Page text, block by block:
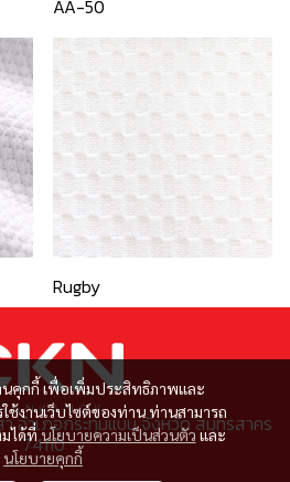
AA-50
Rugby
นคุกกี้ เพื่อเพิ่มประสิทธิภาพและ
งานเว็บไซต์ของท่าน ท่านสามารถ
มได้ที่นโยบายความเป็นส่วนตัวและ
นโยบายคุกกี้
อำเภอกระทุ่มแบน จังหวัด สมุทรสาคร
74110